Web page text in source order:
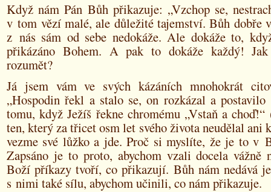
Když nám Pán Bůh přikazuje: „Vzchop se,
v tom vězí malé, ale důležité tajemství. Bůh dobře
z nás sám od sebe nedokáže. Ale dokáže to,
přikázáno Bohem. A pak to dokáže každý!
rozumět?
Já jsem vám ve svých kázáních mnohokrát
„Hospodin řekl a stalo se, on rozkázal a postavilo
tomu, když Ježíš řekne chromému „Vstaň a choď!“
ten, který za třicet osm let svého života neudělal ani
vezme své lůžko a jde. Proč si myslíte, že je to v
Zapsáno je to proto, abychom vzali docela vážně
Boží příkazy tvoří, co přikazují. Bůh nám nedává
s nimi také sílu, abychom učinili, co nám přikazuje.